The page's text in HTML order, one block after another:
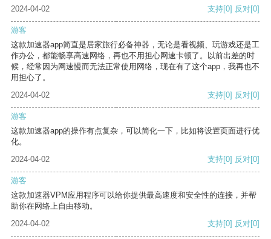
2024-04-02 支持[0] 反对[0]
游客
这款加速器app简直是居家旅行必备神器，无论是看视频、玩游戏还是工
作办公，都能畅享高速网络，再也不用担心网速卡顿了。以前出差的时
候，经常因为网速慢而无法正常使用网络，现在有了这个app，我再也不
用担心了。
2024-04-02
支持[0] 反对[0]
游客
这款加速器app的操作有点复杂，可以简化一下，比如将设置页面进行优
化。
2024-04-02
支持[0] 反对[0]
游客
这款加速器VPM应用程序可以给你提供最高速度和安全性的连接，并帮
助你在网络上自由移动。
2024-04-02
支持[0] 反对[0]